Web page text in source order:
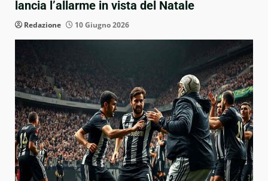
lancia l’allarme in vista del Natale
Redazione 10 Giugno 2026